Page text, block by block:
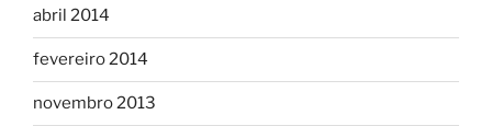
abril 2014
fevereiro 2014
novembro 2013